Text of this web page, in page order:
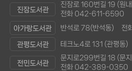
진잠도서관
진잠로 160번길 19 (원
전화 042-611-6590
아가랑도서관
반석로 78(반석동) 전
관평도서관 테크노4로 131 (관평동)
전민도서관
문지로299번길 18 (문
전화 042-389-0350